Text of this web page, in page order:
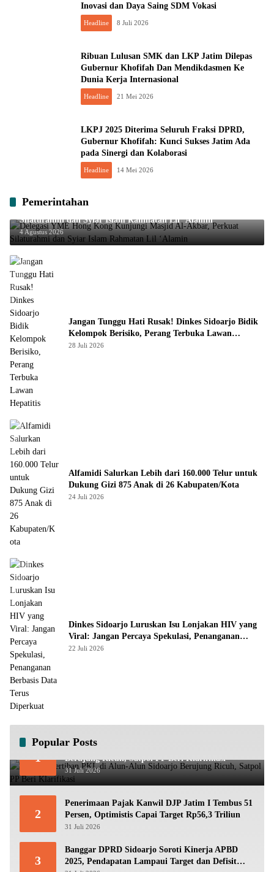
Inovasi dan Daya Saing SDM Vokasi
Headline 8 Juli 2026
Ribuan Lulusan SMK dan LKP Jatim Dilepas
Gubernur Khofifah Dan Mendikdasmen Ke
Dunia Kerja Internasional
Headline 21 Mei 2026
LKPJ 2025 Diterima Seluruh Fraksi DPRD,
Gubernur Khofifah: Kunci Sukses Jatim Ada
pada Sinergi dan Kolaborasi
Headline 14 Mei 2026
Pemerintahan
Delegasi YME Hong Kong Kunjungi Masjid Al-Akbar, Perkuat
Silaturahmi dan Syiar Islam Rahmatan Lil ‘Alamin
4 Agustus 2026
Jangan Tunggu Hati Rusak! Dinkes Sidoarjo Bidik
Kelompok Berisiko, Perang Terbuka Lawan
Hepatitis
28 Juli 2026
Alfamidi Salurkan Lebih dari 160.000 Telur untuk
Dukung Gizi 875 Anak di 26 Kabupaten/Kota
24 Juli 2026
Dinkes Sidoarjo Luruskan Isu Lonjakan HIV yang
Viral: Jangan Percaya Spekulasi, Penanganan
Berbasis Data Terus Diperkuat
22 Juli 2026
Popular Posts
1
Viral! Penertiban PKL di Alun-Alun Sidoarjo
Berujung Ricuh, Satpol PP Beri Klarifikasi
31 Juli 2026
2
Penerimaan Pajak Kanwil DJP Jatim I Tembus 51
Persen, Optimistis Capai Target Rp56,3 Triliun
31 Juli 2026
3
Banggar DPRD Sidoarjo Soroti Kinerja APBD
2025, Pendapatan Lampaui Target dan Defisit